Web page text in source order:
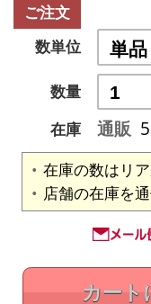
ご注文
数単位
数量
在庫
通販 5
在庫の数はリ
店舗の在庫を
カート